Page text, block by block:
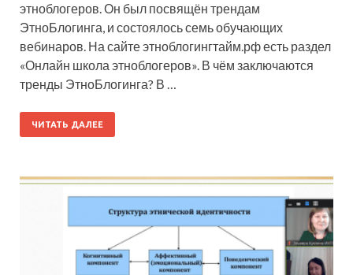
этноблогеров. Он был посвящён трендам
ЭтноБлогинга, и состоялось семь обучающих
вебинаров. На сайте этноблогингтайм.рф есть раздел
«Онлайн школа этноблогеров». В чём заключаются
тренды ЭтноБлогинга? В …
ЧИТАТЬ ДАЛЕЕ